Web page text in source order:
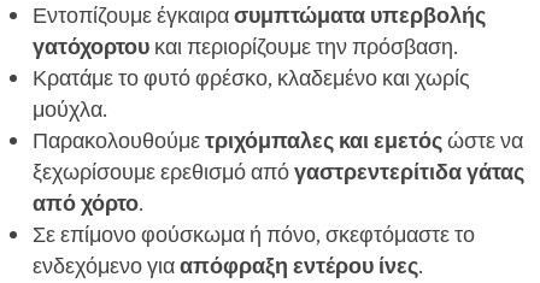
Εντοπίζουμε έγκαιρασυμπτώματα υπερβολής
γατόχορτουκαι περιορίζουμε την πρόσβαση.
Κρατάμε το φυτό φρέσκο, κλαδεμένο και χωρίς
μούχλα.
Παρακολουθούμετριχόμπαλες και εμετόςώστε να
ξεχωρίσουμε ερεθισμό απόγαστρεντερίτιδα γάτας
από χόρτο.
Σε επίμονο φούσκωμα ή πόνο, σκεφτόμαστε το
ενδεχόμενο γιααπόφραξη εντέρου ίνες.